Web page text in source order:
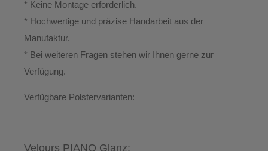
* Keine Montage erforderlich.
* Hochwertige und präzise Handarbeit aus der
Manufaktur.
* Bei weiteren Fragen stehen wir Ihnen gerne zur
Verfügung.
Verfügbare Polstervarianten:
Velours PIANO Glanz: